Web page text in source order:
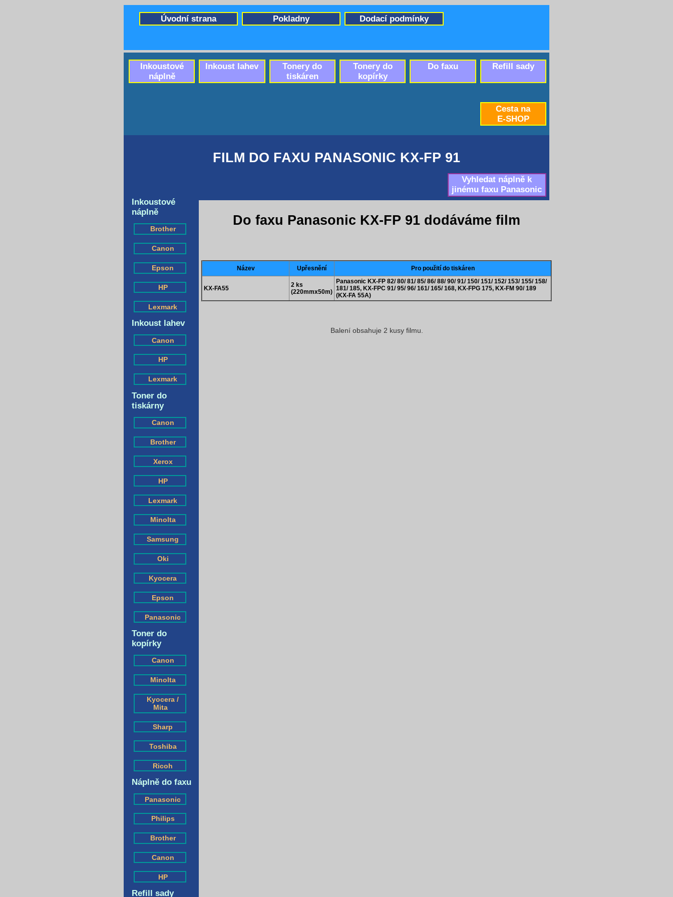
FILM DO FAXU PANASONIC KX-FP 91
Vyhledat náplně k
jinému faxu Panasonic
Do faxu Panasonic KX-FP 91 dodáváme film
Inkoustové
náplně
Brother
Canon
Epson
HP
Lexmark
Inkoust lahev
Canon
HP
Lexmark
Toner do
tiskárny
Canon
Brother
Xerox
HP
Lexmark
Minolta
Samsung
Oki
Kyocera
Epson
Panasonic
Toner do
kopírky
Canon
Minolta
Kyocera /
Mita
Sharp
Toshiba
Ricoh
Náplně do faxu
Panasonic
Philips
Brother
Canon
HP
Refill sady
Název Upřesnění Pro použití do tiskáren
KX-FA55
2 ks
(220mmx50m)
Panasonic KX-FP 82/ 80/ 81/ 85/ 86/ 88/ 90/ 91/ 150/ 151/ 152/ 153/ 155/ 158/
181/ 185, KX-FPC 91/ 95/ 96/ 161/ 165/ 168, KX-FPG 175, KX-FM 90/ 189
(KX-FA 55A)
Balení obsahuje 2 kusy filmu.
Dodací podmínky
Pokladny
Úvodní strana
Refill sady
Do faxu
Tonery do
kopírky
Tonery do
tiskáren
Inkoust lahev
Inkoustové
náplně
Cesta na
E-SHOP